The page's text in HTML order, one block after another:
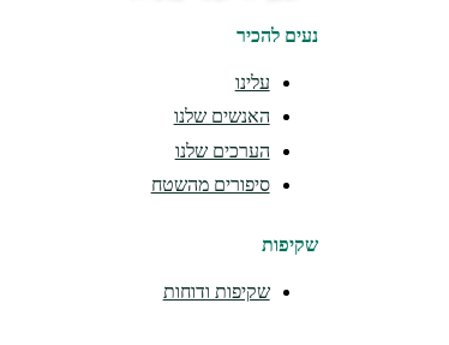
נעים להכיר
עלינו
האנשים שלנו
הערכים שלנו
סיפורים מהשטח
שקיפות
שקיפות ודוחות